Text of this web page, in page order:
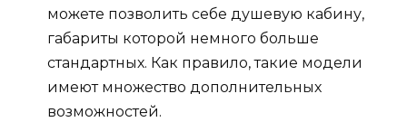
можете позволить себе душевую кабину,
габариты которой немного больше
стандартных. Как правило, такие модели
имеют множество дополнительных
возможностей.